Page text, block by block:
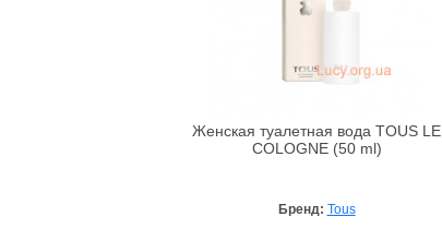
Женская туалетная вода TOUS LE
COLOGNE (50 ml)
Бренд: Tous